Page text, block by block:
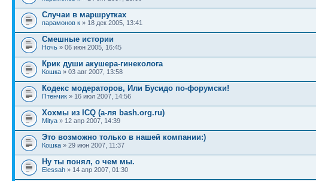
Cлучаи в маршрутках
парамонов к » 18 дек 2005, 13:41
Смешные истории
Ночь » 06 июн 2005, 16:45
Крик души акушера-гинеколога
Кошка » 03 авг 2007, 13:58
Кодекс модераторов, Или Бусидо по-форумски!
Птенчик » 16 июл 2007, 14:56
Хохмы из ICQ (а-ля bash.org.ru)
Mitya » 12 апр 2007, 14:39
Это возможно только в нашей компании:)
Кошка » 29 июн 2007, 11:37
Ну ты понял, о чем мы.
Elessah » 14 апр 2007, 01:30